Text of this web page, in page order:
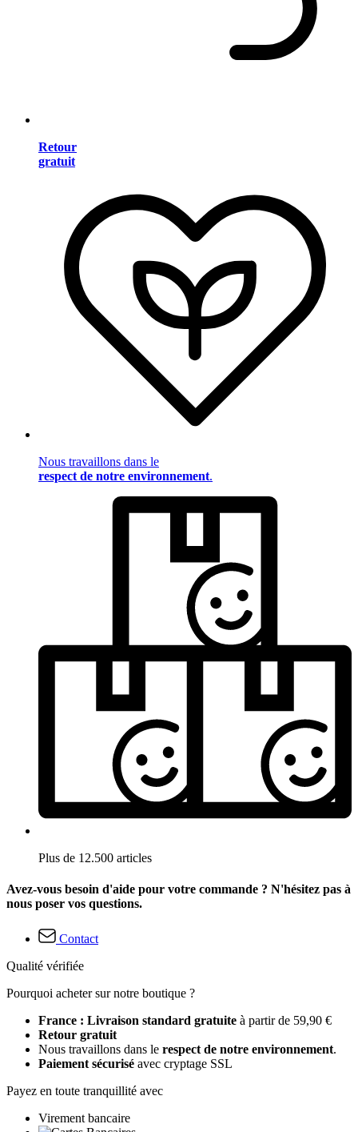
Retour
gratuit
Nous travaillons dans le
respect de notre environnement.
Plus de 12.500 articles
Avez-vous besoin d'aide pour votre commande ? N'hésitez pas à
nous poser vos questions.
Contact
Qualité vérifiée
Pourquoi acheter sur notre boutique ?
France : Livraison standard gratuite à partir de 59,90 €
Retour gratuit
Nous travaillons dans le respect de notre environnement.
Paiement sécurisé avec cryptage SSL
Payez en toute tranquillité avec
Virement bancaire